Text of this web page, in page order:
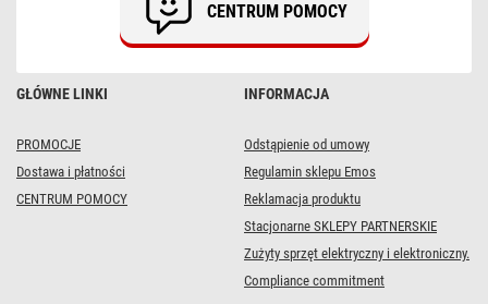
GŁÓWNE LINKI
PROMOCJE
Dostawa i płatności
CENTRUM POMOCY
INFORMACJA
Odstąpienie od umowy
Regulamin sklepu Emos
Reklamacja produktu
Stacjonarne SKLEPY PARTNERSKIE
Zużyty sprzęt elektryczny i elektroniczny.
Compliance commitment
CENTRUM POMOCY